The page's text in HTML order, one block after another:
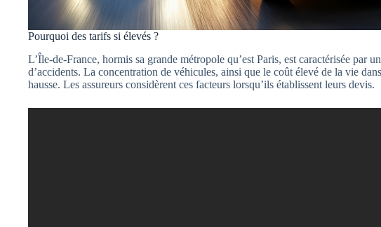
Pourquoi des tarifs si élevés ?
L’Île-de-France, hormis sa grande métropole qu’est Paris, est caractérisée par
d’accidents. La concentration de véhicules, ainsi que le coût élevé de la vie
hausse. Les assureurs considèrent ces facteurs lorsqu’ils établissent leurs devis.